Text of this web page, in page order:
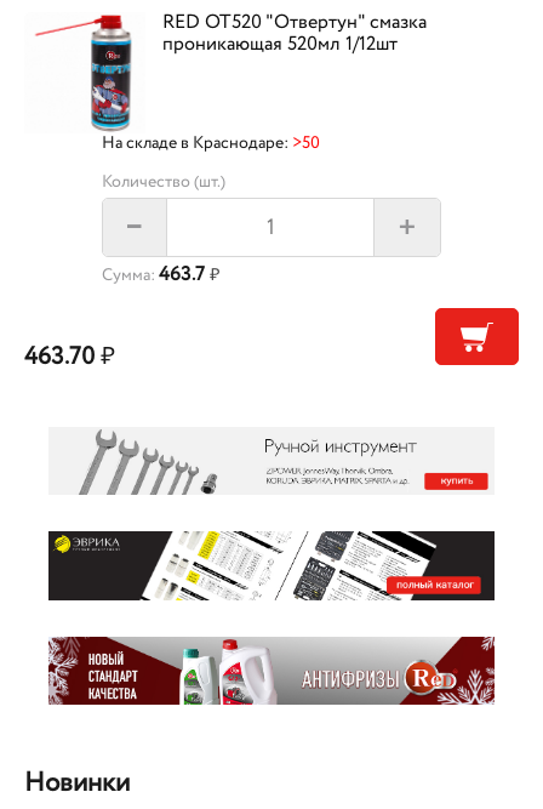
RED OT520 "Отвертун" смазка
проникающая 520мл 1/12шт
На складе в Краснодаре: >50
Количество (шт.)
– +
Сумма: 463.7 ₽
463.70₽
Новинки